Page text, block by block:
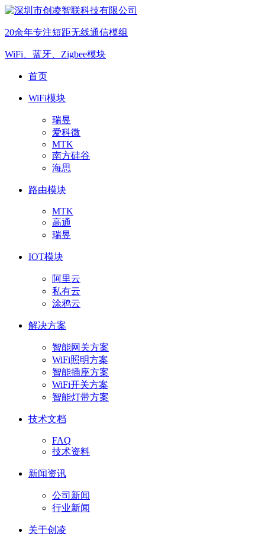
20余年专注短距无线通信模组
WiFi、蓝牙、Zigbee模块
首页
WiFi模块
瑞昱
爱科微
MTK
南方硅谷
海思
路由模块
MTK
高通
瑞昱
IOT模块
阿里云
私有云
涂鸦云
解决方案
智能网关方案
WiFi照明方案
智能插座方案
WiFi开关方案
智能灯带方案
技术文档
FAQ
技术资料
新闻资讯
公司新闻
行业新闻
关于创凌